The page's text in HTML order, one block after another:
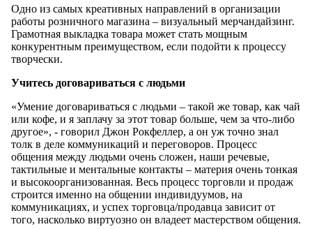
Одно из самых креативных направлений в организации
работы розничного магазина – визуальный мерчандайзинг.
Грамотная выкладка товара может стать мощным
конкурентным преимуществом, если подойти к процессу
творчески.
Учитесь договариваться с людьми
«Умение договариваться с людьми – такой же товар, как чай
или кофе, и я заплачу за этот товар больше, чем за что-либо
другое», - говорил Джон Рокфеллер, а он уж точно знал
толк в деле коммуникаций и переговоров. Процесс
общения между людьми очень сложен, наши речевые,
тактильные и ментальные контакты – материя очень тонкая
и высокоорганизованная. Весь процесс торговли и продаж
строится именно на общении индивидуумов, на
коммуникациях, и успех торговца/продавца зависит от
того, насколько виртуозно он владеет мастерством общения.